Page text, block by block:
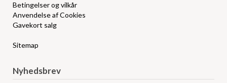
Betingelser og vilkår
Anvendelse af Cookies
Gavekort salg
Sitemap
Nyhedsbrev